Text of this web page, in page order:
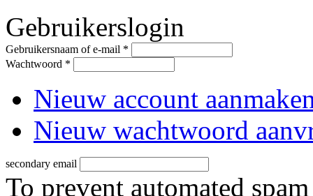
Gebruikerslogin
Gebruikersnaam of e-mail *
Wachtwoord *
Nieuw account
Nieuw wachtwoord
secondary email
To prevent automated